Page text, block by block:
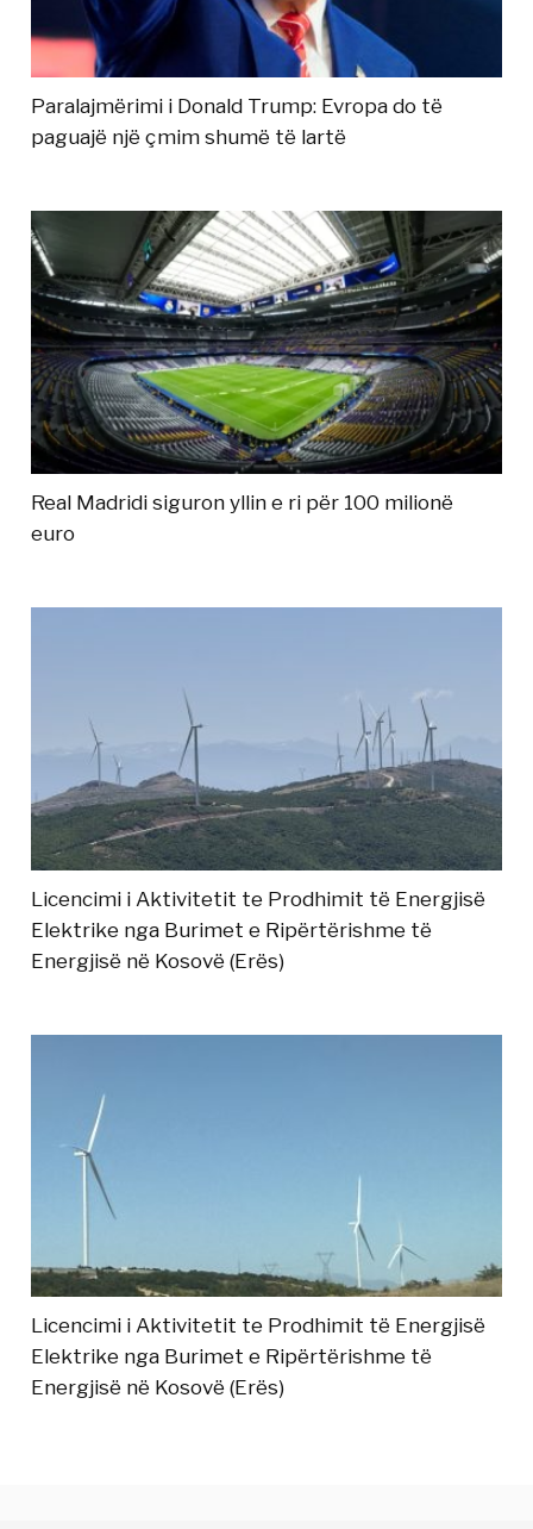
Paralajmërimi i Donald Trump: Evropa do të
paguajë një çmim shumë të lartë
Real Madridi siguron yllin e ri për 100 milionë
euro
Licencimi i Aktivitetit te Prodhimit të Energjisë
Elektrike nga Burimet e Ripërtërishme të
Energjisë në Kosovë (Erës)
Licencimi i Aktivitetit te Prodhimit të Energjisë
Elektrike nga Burimet e Ripërtërishme të
Energjisë në Kosovë (Erës)